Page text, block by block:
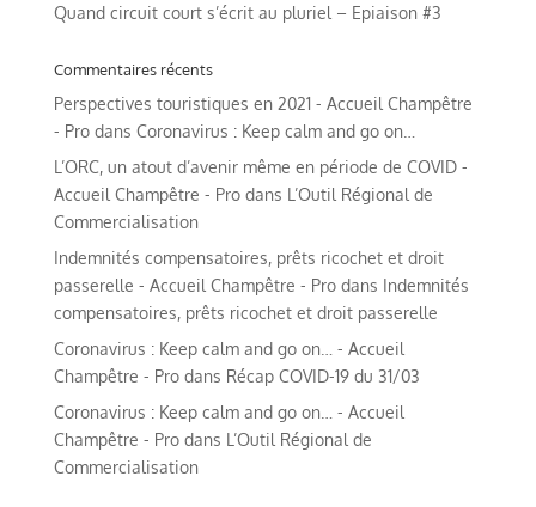
Quand circuit court s’écrit au pluriel – Epiaison #3
Commentaires récents
Perspectives touristiques en 2021 - Accueil Champêtre
- Prodans Coronavirus : Keep calm and go on…
L’ORC, un atout d’avenir même en période de COVID -
Accueil Champêtre - Prodans L’Outil Régional de
Commercialisation
Indemnités compensatoires, prêts ricochet et droit
passerelle - Accueil Champêtre - Prodans Indemnités
compensatoires, prêts ricochet et droit passerelle
Coronavirus : Keep calm and go on… - Accueil
Champêtre - Prodans Récap COVID-19 du 31/03
Coronavirus : Keep calm and go on… - Accueil
Champêtre - Prodans L’Outil Régional de
Commercialisation